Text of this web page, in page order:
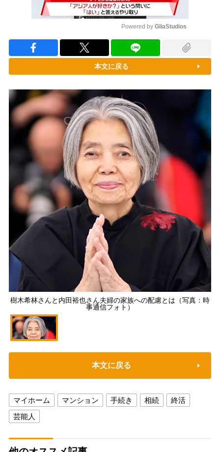
Powered by GliaStudios
本文に戻る
樹木希林さんと内田裕也さん夫婦の家族への配慮とは（写真：時
事通信フォト）
本文に戻る
マイホーム マンション 手続き 相続
終活
芸能人